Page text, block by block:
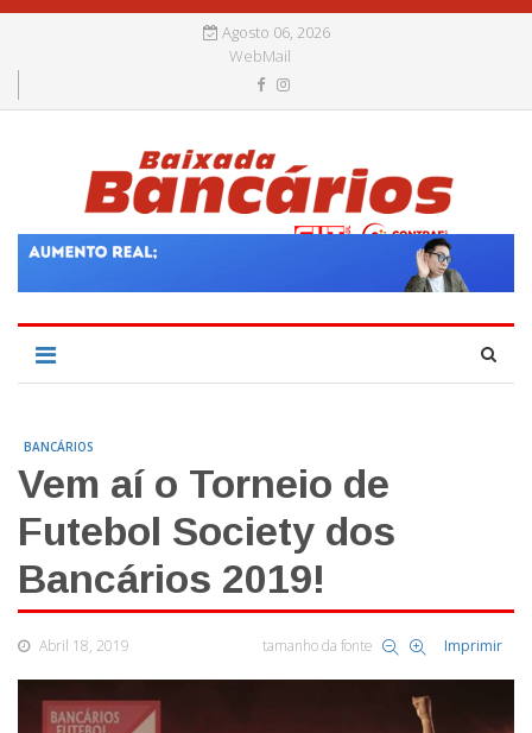
Agosto 06, 2026
WebMail
BANCÁRIOS
Vem aí o Torneio de
Futebol Society dos
Bancários 2019!
Abril 18, 2019 tamanho da fonte Imprimir